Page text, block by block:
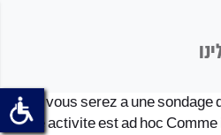
Quand vous serez a une
Timbre activite est ad hoc